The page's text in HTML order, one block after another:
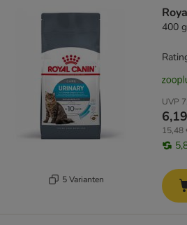
5 Varianten
400 g
UVP
15,48